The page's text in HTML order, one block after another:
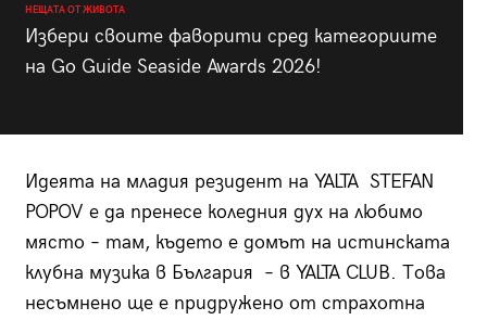
НЕЩАТА ОТ ЖИВОТА
Избери своите фаворити сред категориите
на Go Guide Seaside Awards 2026!
Идеята на младия резидент на YALTA STEFAN
POPOV е да пренесе коледния дух на любимо
място – там, където е домът на истинската
клубна музика в България – в YALTA CLUB. Това
несъмнено ще е придружено от страхотна